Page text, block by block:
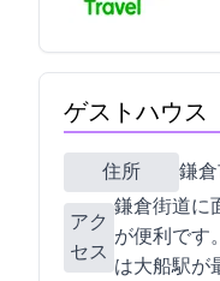
ゲストハウ
住所 鎌倉市
アク
セス
鎌倉街道に
が便利で
はJR大船駅